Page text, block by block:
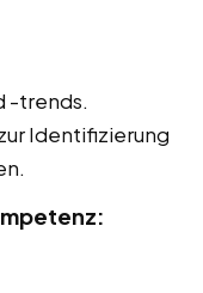
-trends.
Identifizierung